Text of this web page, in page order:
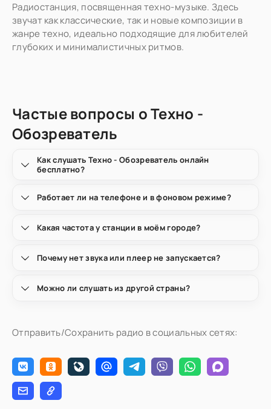
Радиостанция, посвященная техно-музыке. Здесь
звучат как классические, так и новые композиции в
жанре техно, идеально подходящие для любителей
глубоких и минималистичных ритмов.
Частые вопросы о Техно -
Обозреватель
Как слушать Техно - Обозреватель онлайн
бесплатно?
Работает ли на телефоне и в фоновом режиме?
Какая частота у станции в моём городе?
Почему нет звука или плеер не запускается?
Можно ли слушать из другой страны?
Отправить/Сохранить радио в социальных сетях: